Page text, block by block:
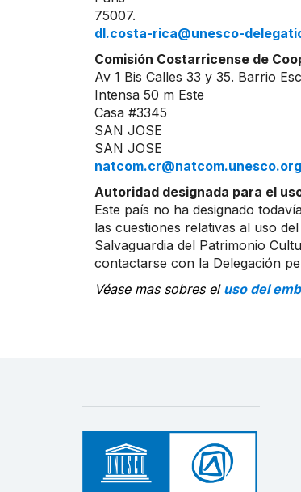
75007.
dl.costa-rica@unesco-
Comisión Costarricense de
Av 1 Bis Calles 33 y 35. Barrio
Intensa 50 m Este
Casa #3345
SAN JOSE
SAN JOSE
natcom.cr@natcom.unesco.org
Autoridad designada para el
Este país no ha designado
las cuestiones relativas al uso
Salvaguardia del Patrimonio
contactarse con la Delegación
Véase mas sobres el uso del